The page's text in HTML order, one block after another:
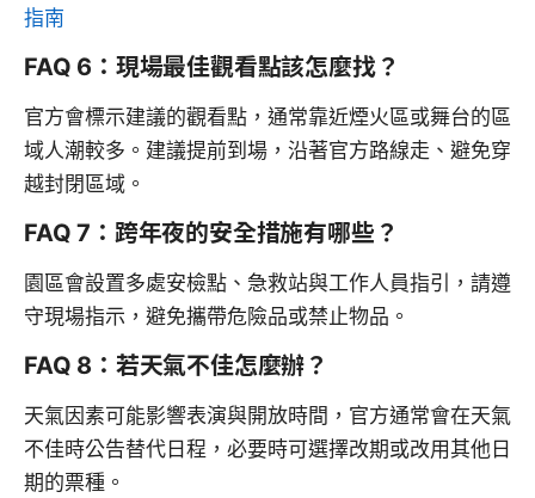
指南
FAQ 6：現場最佳觀看點該怎麼找？
官方會標示建議的觀看點，通常靠近煙火區或舞台的區
域人潮較多。建議提前到場，沿著官方路線走、避免穿
越封閉區域。
FAQ 7：跨年夜的安全措施有哪些？
園區會設置多處安檢點、急救站與工作人員指引，請遵
守現場指示，避免攜帶危險品或禁止物品。
FAQ 8：若天氣不佳怎麼辦？
天氣因素可能影響表演與開放時間，官方通常會在天氣
不佳時公告替代日程，必要時可選擇改期或改用其他日
期的票種。